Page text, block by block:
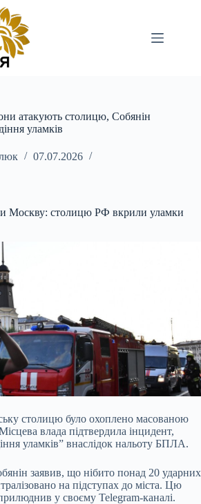
атакують столицю, Собянін
уламків
07.07.2026
Москву: столицю РФ вкрили уламки
столицю було охоплено масованою
влада підтвердила інцидент,
уламків” внаслідок нальоту БПЛА.
заявив, що нібито понад 20 ударних
на підступах до міста. Цю
у своєму Telegram-каналі.